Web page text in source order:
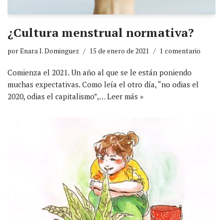
¿Cultura menstrual normativa?
porEnara I. Dominguez 15 de enero de 2021 1 comentario
Comienza el 2021. Un año al que se le están poniendo
muchas expectativas. Como leía el otro día, “no odias el
2020, odias el capitalismo”,…Leer más »